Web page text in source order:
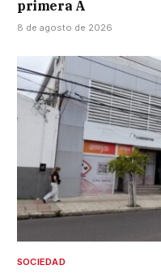
primera A
8 de agosto de 2026
SOCIEDAD